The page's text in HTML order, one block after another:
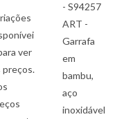
ver
preços.
- S94257
ART -
Garrafa
em
bambu,
aço
inoxidável